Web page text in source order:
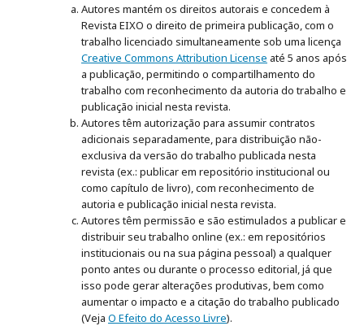
Autores mantém os direitos autorais e concedem à
Revista EIXO o direito de primeira publicação, com o
trabalho licenciado simultaneamente sob uma licença
Creative Commons Attribution License até 5 anos após
a publicação, permitindo o compartilhamento do
trabalho com reconhecimento da autoria do trabalho e
publicação inicial nesta revista.
Autores têm autorização para assumir contratos
adicionais separadamente, para distribuição não-
exclusiva da versão do trabalho publicada nesta
revista (ex.: publicar em repositório institucional ou
como capítulo de livro), com reconhecimento de
autoria e publicação inicial nesta revista.
Autores têm permissão e são estimulados a publicar e
distribuir seu trabalho online (ex.: em repositórios
institucionais ou na sua página pessoal) a qualquer
ponto antes ou durante o processo editorial, já que
isso pode gerar alterações produtivas, bem como
aumentar o impacto e a citação do trabalho publicado
(Veja O Efeito do Acesso Livre).